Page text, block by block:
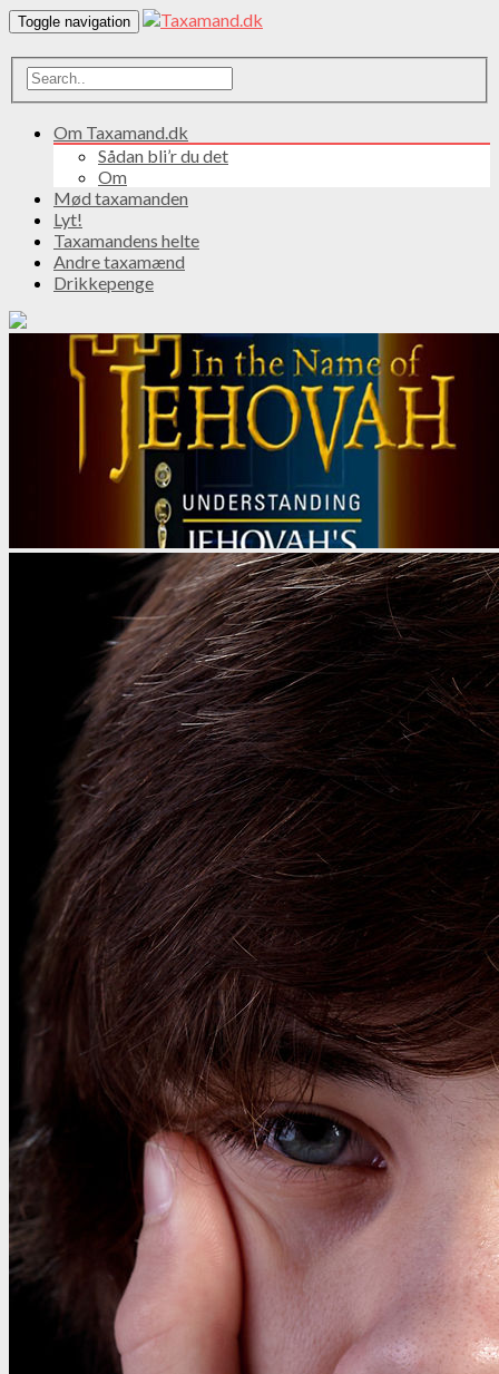
Toggle navigation
Om Taxamand.dk
Sådan bli’r du det
Om
Mød taxamanden
Lyt!
Taxamandens helte
Andre taxamænd
Drikkepenge